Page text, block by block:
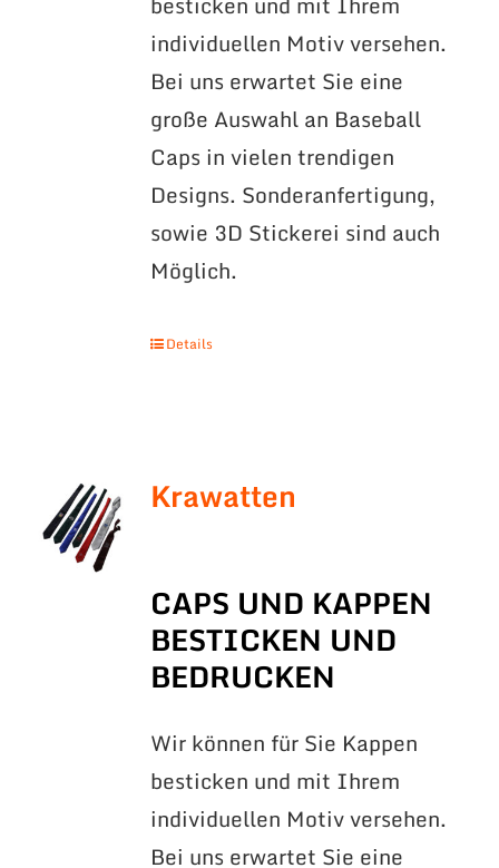
individuellen Motiv versehen.
Bei uns erwartet Sie eine
große Auswahl an Baseball
Caps in vielen trendigen
Designs. Sonderanfertigung,
sowie 3D Stickerei sind auch
Möglich.
Details
Krawatten
CAPS UND KAPPEN
BESTICKEN UND
BEDRUCKEN
Wir können für Sie Kappen
besticken und mit Ihrem
individuellen Motiv versehen.
Bei uns erwartet Sie eine